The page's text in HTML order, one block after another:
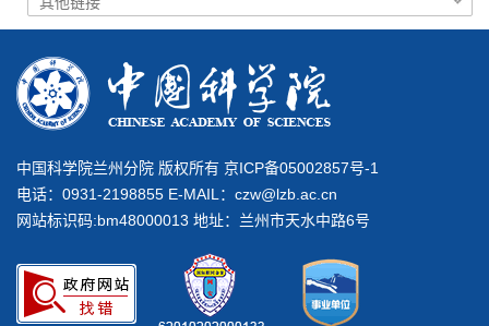
中国科学院兰州分院 版权所有 京ICP备05002857号-1
电话：0931-2198855 E-MAIL： czw@lzb.ac.cn
网站标识码:bm48000013 地址：兰州市天水中路6号